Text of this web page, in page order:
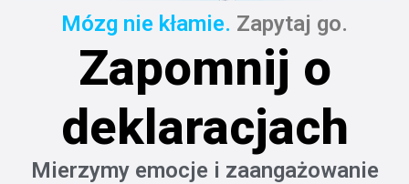
Mózg nie kłamie. Zapytaj go.
Zapomnij o
deklaracjach
Mierzymy emocje i zaangażowanie